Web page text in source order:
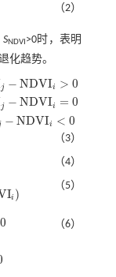
（2）
SNDVI>0时，表明
化趋势。
j − NDVIi > 0
j − NDVIi = 0
− NDVIi < 0
DV Ij-NDV Ii= 0-1
（3）
（4）
Ii )
（5）
0
（6）